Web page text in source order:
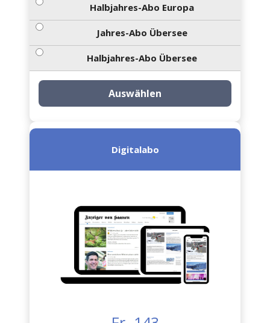
Halbjahres-Abo Europa
Jahres-Abo Übersee
Halbjahres-Abo Übersee
Auswählen
Digitalabo